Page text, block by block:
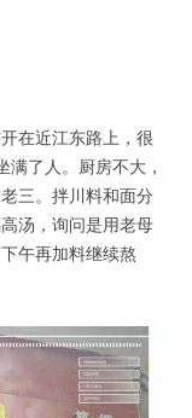
在近江东路上，很
了人。厨房不大，
三。拌川料和面分
汤，询问是用老母
午再加料继续熬